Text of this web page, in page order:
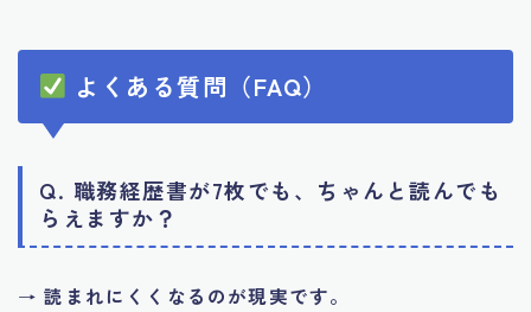
よくある質問（FAQ）
Q. 職務経歴書が7枚でも、ちゃんと読んでも
らえますか？
→読まれにくくなるのが現実です。